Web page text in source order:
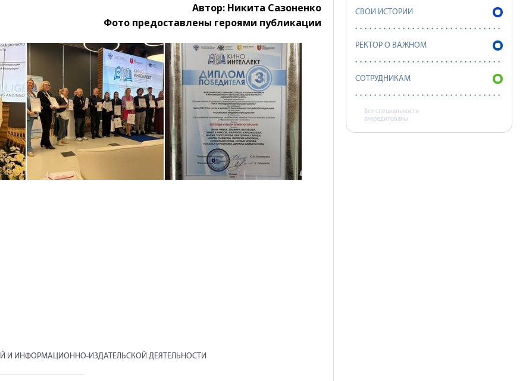
Автор: Никита Сазоненко
Фото предоставлены героями публикации
И ИНФОРМАЦИОННО-ИЗДАТЕЛЬСКОЙ ДЕЯТЕЛЬНОСТИ
СВОИ ИСТОРИИ
РЕКТОР О ВАЖНОМ
СОТРУДНИКАМ
Все специальности
аккредитованы